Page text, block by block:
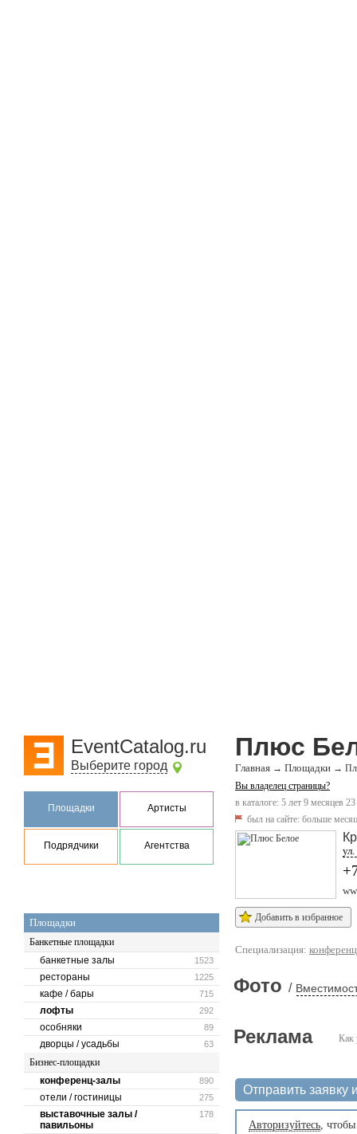
EventCatalog.ru
Выберите город
Площадки Артисты
Подрядчики Агентства
Площадки
Банкетные площадки
1523
банкетные залы
1225
рестораны
715
кафе / бары
292
лофты
89
особняки
63
дворцы / усадьбы
Бизнес-площадки
890
конференц-залы
275
отели / гостиницы
178
выставочные залы /
павильоны
Плюс
Главная → Площадки →
Вы владелец страницы?
в каталоге: 5 лет 9 месяцев
был на сайте: больше
Добавить в избранное
Специализация:
Фото /
Как
Реклама
Отправить заявку
Авторизуйтесь,